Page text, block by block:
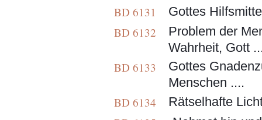
BD 6131
Gottes
BD 6132
Problem der
Wahrheit, Gott
BD 6133
Gottes
Menschen ....
BD 6134
Rätselhafte